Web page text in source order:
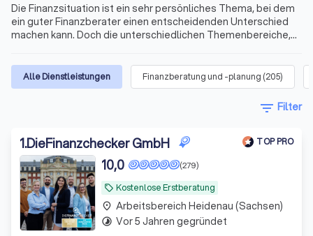
Die Finanzsituation ist ein sehr persönliches Thema, bei dem
ein guter Finanzberater einen entscheidenden Unterschied
machen kann. Doch die unterschiedlichen Themenbereiche,
nach dem richtigen Berater schnell kompliziert. Wir bieten
Ihnen für Ihre Finanzen Experten für Versicherungen,
Immobilienfinanzierungen, Geldanlagen, Altersvorsorge und
vieles mehr. Finden Sie jetzt mit Trustlocal den besten
Alle Dienstleistungen Finanzberatung und -planung (205)
filter_list Filter
1.DieFinanzchecker GmbH TOP PRO
local_offer Kostenlose Erstberatung
(279)
10,0
place Arbeitsbereich Heidenau (Sachsen)
timelapse Vor 5 Jahren gegründet